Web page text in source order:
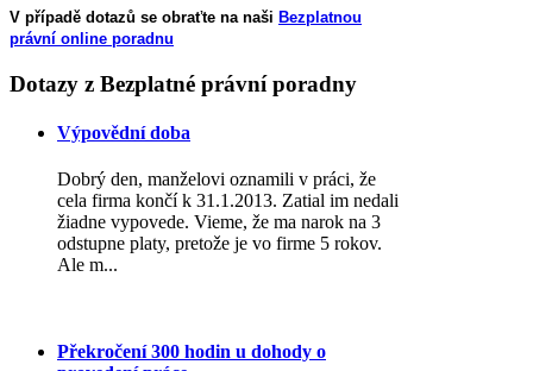
V případě dotazů se obraťte na naši Bezplatnou
právní online poradnu
Dotazy z Bezplatné právní poradny
Výpovědní doba
Dobrý den, manželovi oznamili v práci, že
cela firma končí k 31.1.2013. Zatial im nedali
žiadne vypovede. Vieme, že ma narok na 3
odstupne platy, pretože je vo firme 5 rokov.
Ale m...
Překročení 300 hodin u dohody o